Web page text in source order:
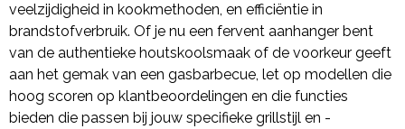
veelzijdigheid in kookmethoden, en efficiëntie in
brandstofverbruik. Of je nu een fervent aanhanger bent
van de authentieke houtskoolsmaak of de voorkeur geeft
aan het gemak van een gasbarbecue, let op modellen die
hoog scoren op klantbeoordelingen en die functies
bieden die passen bij jouw specifieke grillstijl en -